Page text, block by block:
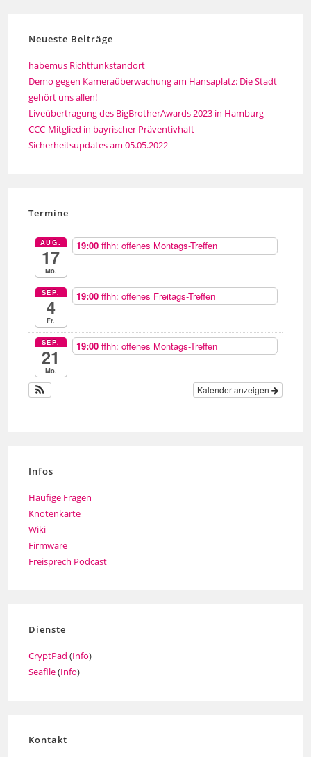
Neueste Beiträge
habemus Richtfunkstandort
Demo gegen Kameraüberwachung am Hansaplatz: Die Stadt
gehört uns allen!
Liveübertragung des BigBrotherAwards 2023 in Hamburg –
CCC-Mitglied in bayrischer Präventivhaft
Sicherheitsupdates am 05.05.2022
Termine
AUG.
17
Mo.
19:00 ffhh: offenes Montags-Treffen
SEP.
4
Fr.
19:00 ffhh: offenes Freitags-Treffen
SEP.
21
Mo.
19:00 ffhh: offenes Montags-Treffen
Kalender anzeigen
Infos
Häufige Fragen
Knotenkarte
Wiki
Firmware
Freisprech Podcast
Dienste
CryptPad (Info)
Seafile(Info)
Kontakt